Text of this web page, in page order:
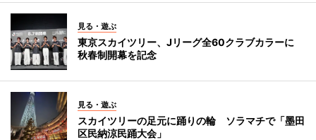
見る・遊ぶ
東京スカイツリー、Jリーグ全60クラブカラーに
秋春制開幕を記念
見る・遊ぶ
スカイツリーの足元に踊りの輪 ソラマチで「墨田
区民納涼民踊大会」